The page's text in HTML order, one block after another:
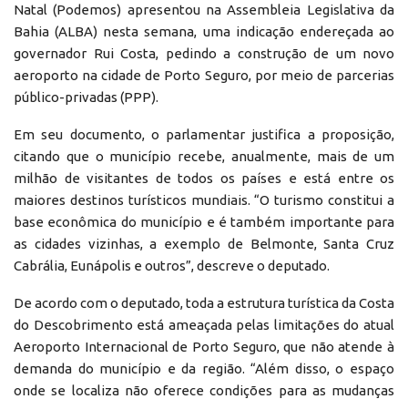
Natal (Podemos) apresentou na Assembleia Legislativa da
Bahia (ALBA) nesta semana, uma indicação endereçada ao
governador Rui Costa, pedindo a construção de um novo
aeroporto na cidade de Porto Seguro, por meio de parcerias
público-privadas (PPP).
Em seu documento, o parlamentar justifica a proposição,
citando que o município recebe, anualmente, mais de um
milhão de visitantes de todos os países e está entre os
maiores destinos turísticos mundiais. “O turismo constitui a
base econômica do município e é também importante para
as cidades vizinhas, a exemplo de Belmonte, Santa Cruz
Cabrália, Eunápolis e outros”, descreve o deputado.
De acordo com o deputado, toda a estrutura turística da Costa
do Descobrimento está ameaçada pelas limitações do atual
Aeroporto Internacional de Porto Seguro, que não atende à
demanda do município e da região. “Além disso, o espaço
onde se localiza não oferece condições para as mudanças